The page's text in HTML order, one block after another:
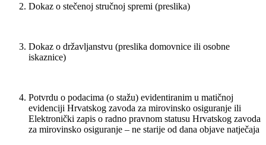
Dokaz o stečenoj stručnoj spremi (preslika)
Dokaz o državljanstvu (preslika domovnice ili osobne
iskaznice)
Potvrdu o podacima (o stažu) evidentiranim u matičnoj
evidenciji Hrvatskog zavoda za mirovinsko osiguranje ili
Elektronički zapis o radno pravnom statusu Hrvatskog zavoda
za mirovinsko osiguranje – ne starije od dana objave natječaja